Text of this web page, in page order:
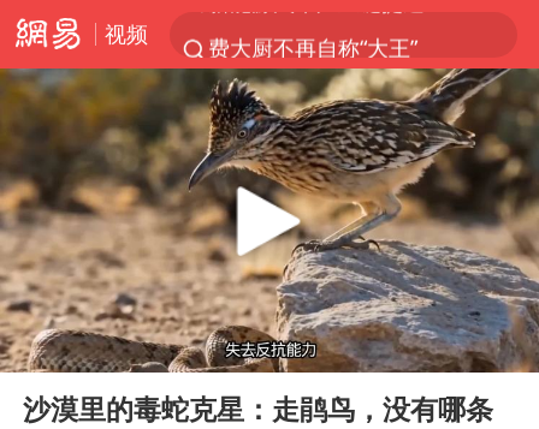
视频
费大厨不再自称“大王”
APEC峰会倒计时100天
众星发文悼念秦焰
“还不如不放假”
独闯南太行失联女子遗体已找到
辽宁28名务农人员中暑死亡？官方辟谣
SK海力士回应“或出售重庆工厂”传闻
白海豚突然大拐弯 走出罕见路线
钟睒睒：必须限制电商平台权力
Play
00:00 03:01
沙漠里的毒蛇克星：走鹃鸟，没有哪条